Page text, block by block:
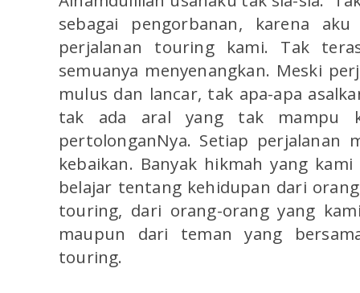
sebagai pengorbanan, karena
perjalanan touring kami. Tak
semuanya menyenangkan. Meski
mulus dan lancar, tak apa-apa
tak ada aral yang tak mampu
pertolonganNya. Setiap perjalanan
kebaikan. Banyak hikmah yang
belajar tentang kehidupan dari
touring, dari orang-orang yang
maupun dari teman yang
touring.